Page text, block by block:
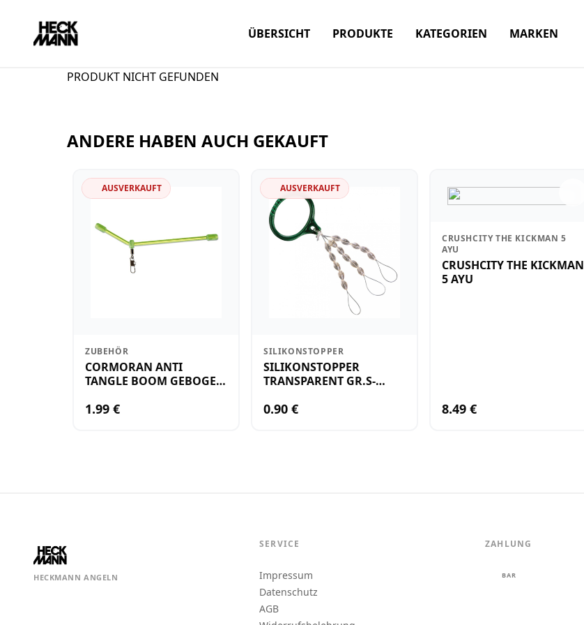
ÜBERSICHT PRODUKTE KATEGORIEN MARKEN
PRODUKT NICHT GEFUNDEN
ANDERE HABEN AUCH GEKAUFT
AUSVERKAUFT
ZUBEHÖR
CORMORAN ANTI
TANGLE BOOM GEBOGEN
1.99 €
AUSVERKAUFT
SILIKONSTOPPER
SILIKONSTOPPER
TRANSPARENT GR.S-
0.90 €
CRUSHCITY THE KICKMAN 5
AYU
CRUSHCITY THE KICKMAN
5 AYU
8.49 €
HECKMANN ANGELN
SERVICE
Impressum
Datenschutz
AGB
ZAHLUNG
BAR